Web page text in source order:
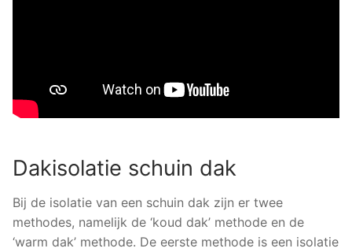
Dakisolatie schuin dak
Bij de isolatie van een schuin dak zijn er twee
methodes, namelijk de ‘koud dak’ methode en de
‘warm dak’ methode. De eerste methode is een isolatie